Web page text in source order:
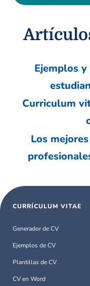
Ejemplos
Curriculum
Los
CURRÍCULUM VITAE
Generador de CV
Ejemplos de CV
Plantillas de CV
CV en Word